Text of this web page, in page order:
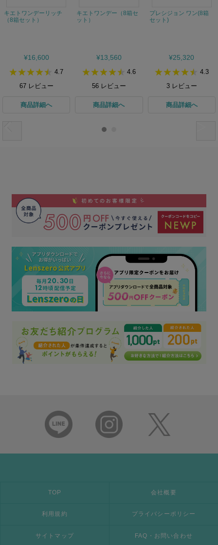
キエトワンデーリッチ
（8箱セット）
¥16,600
4.7
67レビュー
商品詳細へ
キエトワンデー（8箱セ
ット）
¥13,560
4.6
56レビュー
商品詳細へ
プレシジョン ワン(8箱
セット)
¥25,320
4.3
3レビュー
商品詳細へ
TOP 会社概要
利用規約 プライバシーポリシー
サイトマップ FAQ・お問い合わせ